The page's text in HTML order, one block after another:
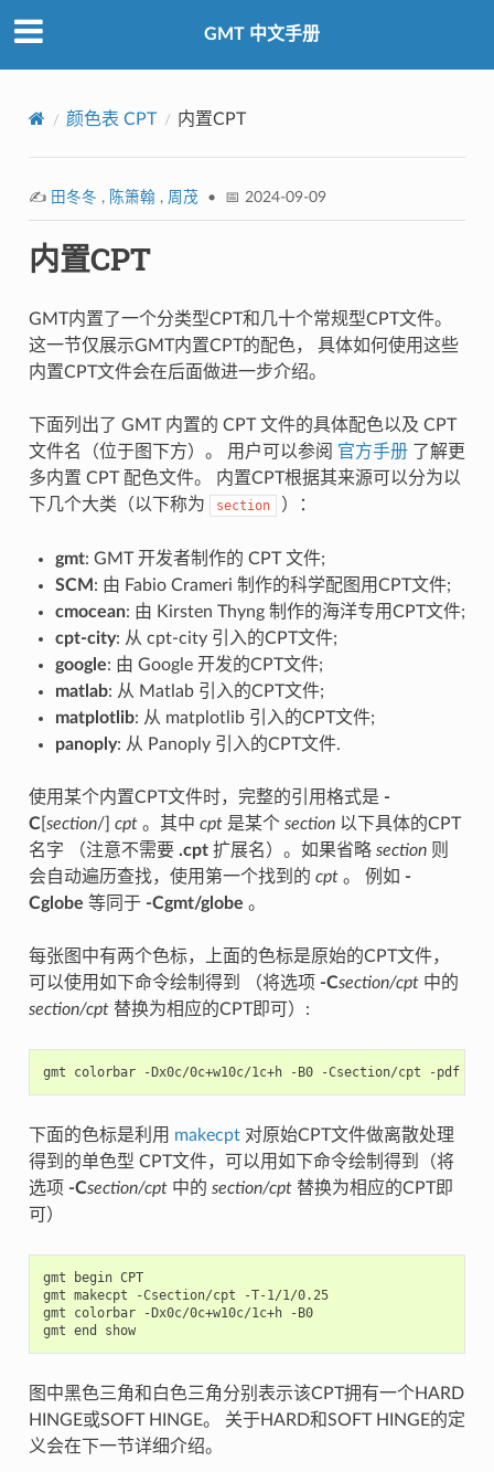
GMT 中文手册
颜色表 CPT 内置CPT
✍️ 田冬冬 , 陈箫翰 , 周茂 • 📅 2024-09-09
内置CPT
GMT内置了一个分类型CPT和几十个常规型CPT文件。
这一节仅展示GMT内置CPT的配色， 具体如何使用这些
内置CPT文件会在后面做进一步介绍。
下面列出了 GMT 内置的 CPT 文件的具体配色以及 CPT
文件名（位于图下方）。 用户可以参阅 官方手册了解更
多内置 CPT 配色文件。 内置CPT根据其来源可以分为以
下几个大类（以下称为
section ）：
gmt: GMT 开发者制作的 CPT 文件;
SCM : 由 Fabio Crameri 制作的科学配图用CPT文件;
cmocean: 由 Kirsten Thyng 制作的海洋专用CPT文件;
cpt-city: 从 cpt-city 引入的CPT文件;
google: 由 Google 开发的CPT文件;
matlab: 从 Matlab 引入的CPT文件;
matplotlib: 从 matplotlib 引入的CPT文件;
panoply: 从 Panoply 引入的CPT文件.
使用某个内置CPT文件时，完整的引用格式是 -
C[ section/] cpt。其中 cpt是某个 section以下具体的CPT
名字 （注意不需要 .cpt扩展名）。如果省略 section则
会自动遍历查找，使用第一个找到的 cpt。 例如 -
Cglobe 等同于 -Cgmt/globe 。
每张图中有两个色标，上面的色标是原始的CPT文件，
可以使用如下命令绘制得到 （将选项 -Csection/cpt中的
section/cpt替换为相应的CPT即可）:
gmt colorbar -Dx0c/0c+w10c/1c+h -B0 -Csection/cpt -pdf
下面的色标是利用 makecpt对原始CPT文件做离散处理
得到的单色型 CPT文件，可以用如下命令绘制得到（将
选项 -Csection/cpt中的 section/cpt替换为相应的CPT即
可）
gmt begin CPT
gmt makecpt -Csection/cpt
-T-1/1/0.25
gmt
colorbar -Dx0c/0c+w10c/1c+h
-B0
gmt end show
图中黑色三角和白色三角分别表示该CPT拥有一个HARD
HINGE或SOFT HINGE。 关于HARD和SOFT HINGE的定
义会在下一节详细介绍。